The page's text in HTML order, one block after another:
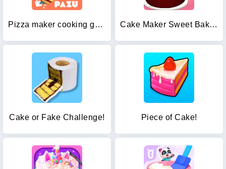
Pizza maker cooking games Cake Maker Sweet Bakery Games
Cake or Fake Challenge! Piece of Cake!